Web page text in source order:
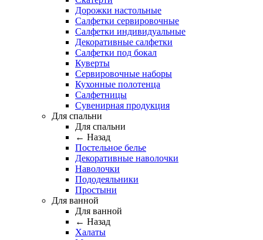
Дорожки настольные
Салфетки сервировочные
Салфетки индивидуальные
Декоративные салфетки
Салфетки под бокал
Куверты
Сервировочные наборы
Кухонные полотенца
Салфетницы
Сувенирная продукция
Для спальни
Для спальни
← Назад
Постельное белье
Декоративные наволочки
Наволочки
Пододеяльники
Простыни
Для ванной
Для ванной
← Назад
Халаты